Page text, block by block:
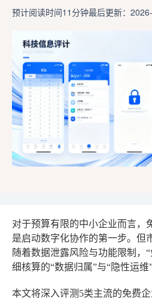
预计阅读时间11分钟最后更新：
对于预算有限的中小企业而言，
是启动数字化协作的第一步。但
随着数据泄露风险与功能限制，
细核算的“数据归属”与“隐性运维
本文将深入评测5类主流的免费